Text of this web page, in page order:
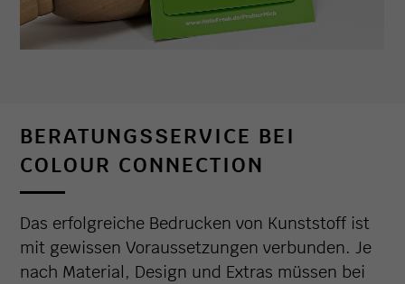
BERATUNGSSERVICE BEI
COLOUR CONNECTION
Das erfolgreiche Bedrucken von Kunststoff ist
mit gewissen Voraussetzungen verbunden. Je
nach Material, Design und Extras müssen bei